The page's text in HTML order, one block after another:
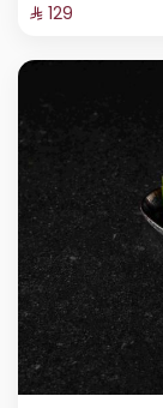
⁨⁦‪‬ 129⁩